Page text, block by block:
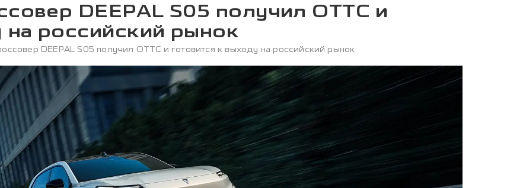
DEEPAL S05 получил ОТТС и
на российский рынок
DEEPAL S05 получил ОТТС и готовится к выходу на российский рынок